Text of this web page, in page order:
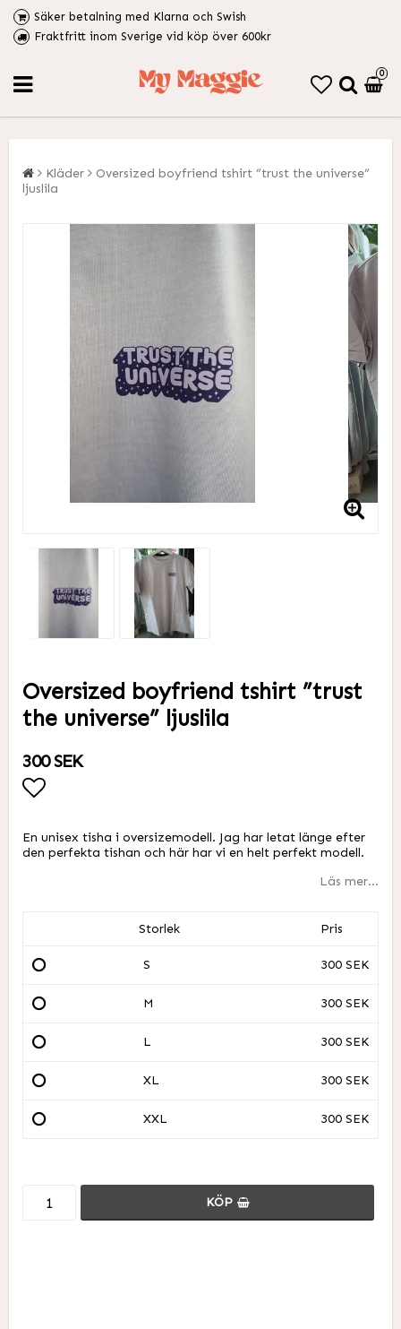
Säker betalning med Klarna och Swish
Fraktfritt inom Sverige vid köp över 600kr
0
Kläder
Oversized boyfriend tshirt ”trust the universe”
ljuslila
Oversized boyfriend tshirt ”trust
the universe” ljuslila
300 SEK
En unisex tisha i oversizemodell. Jag har letat länge efter
den perfekta tishan och här har vi en helt perfekt modell.
Läs mer...
Storlek Pris
S 300 SEK
M 300 SEK
L 300 SEK
XL 300 SEK
XXL 300 SEK
KÖP